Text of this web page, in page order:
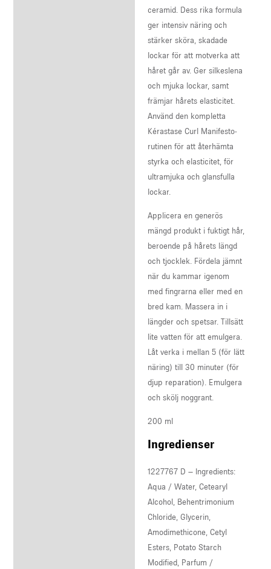
ceramid. Dess rika formula
ger intensiv näring och
stärker sköra, skadade
lockar för att motverka att
håret går av. Ger silkeslena
och mjuka lockar, samt
främjar hårets elasticitet.
Använd den kompletta
Kérastase Curl Manifesto-
rutinen för att återhämta
styrka och elasticitet, för
ultramjuka och glansfulla
lockar.
Applicera en generös
mängd produkt i fuktigt hår,
beroende på hårets längd
och tjocklek. Fördela jämnt
när du kammar igenom
med fingrarna eller med en
bred kam. Massera in i
längder och spetsar. Tillsätt
lite vatten för att emulgera.
Låt verka i mellan 5 (för lätt
näring) till 30 minuter (för
djup reparation). Emulgera
och skölj noggrant.
200 ml
Ingredienser
1227767 D – Ingredients:
Aqua / Water, Cetearyl
Alcohol, Behentrimonium
Chloride, Glycerin,
Amodimethicone, Cetyl
Esters, Potato Starch
Modified, Parfum /